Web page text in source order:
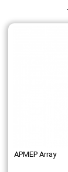
АРМЕР Array